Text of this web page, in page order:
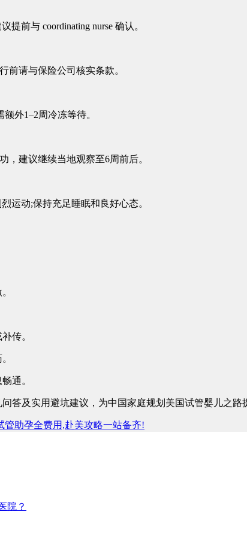
前与 coordinating nurse 确认。
请与保险公司核实条款。
外1–2周冷冻等待。
建议继续当地观察至6周前后。
动;保持充足睡眠和良好心态。
传。
通。
及实用避坑建议，为中国家庭规划美国试管婴儿之路
管助孕全费用,赴美攻略一站备齐!
院？